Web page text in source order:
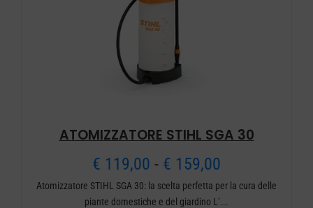
ATOMIZZATORE STIHL SGA 30
€ 119,00 - € 159,00
di
Atomizzatore STIHL SGA 30: la scelta perfetta per la cura delle
piante domestiche e del giardino L’...